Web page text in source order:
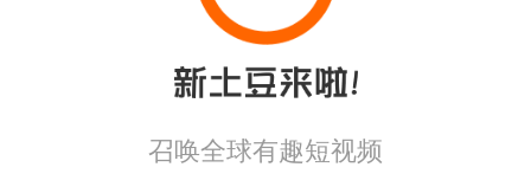
召唤全球有趣短视频